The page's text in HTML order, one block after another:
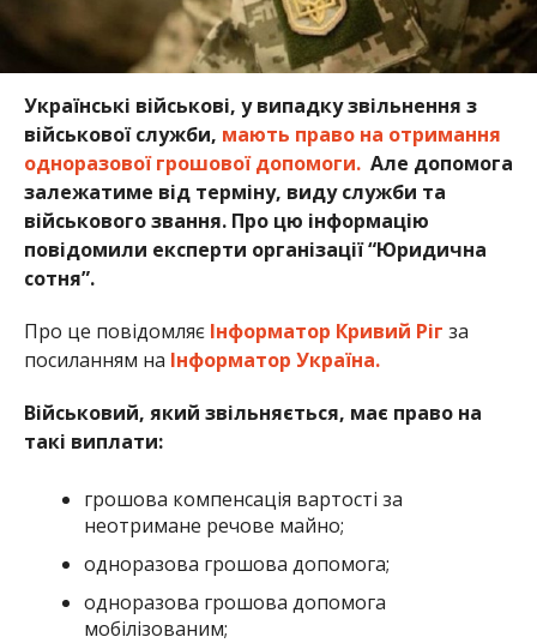
Українські військові, у випадку звільнення з
військової служби, мають право на отримання
одноразової грошової допомоги. Але допомога
залежатиме від терміну, виду служби та
військового звання. Про цю інформацію
повідомили експерти організації “Юридична
сотня”.
Про це повідомляє Інформатор Кривий Ріг за
посиланням на Інформатор Україна.
Військовий, який звільняється, має право на
такі виплати:
грошова компенсація вартості за
неотримане речове майно;
одноразова грошова допомога;
одноразова грошова допомога
мобілізованим;